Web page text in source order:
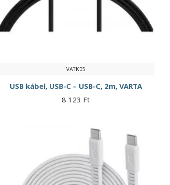
VATK05
USB kábel, USB-C – USB-C, 2m, VARTA
8 123 Ft